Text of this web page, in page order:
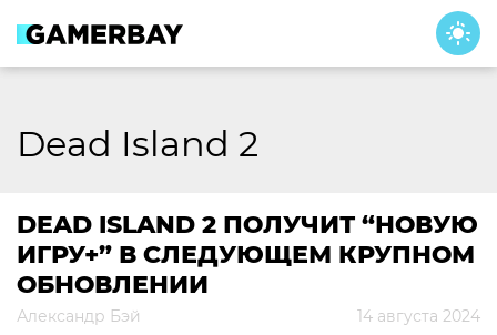
content
Dead Island 2
DEAD ISLAND 2 ПОЛУЧИТ “НОВУЮ
ИГРУ+” В СЛЕДУЮЩЕМ КРУПНОМ
ОБНОВЛЕНИИ
Александр Бэй 14 августа 2024